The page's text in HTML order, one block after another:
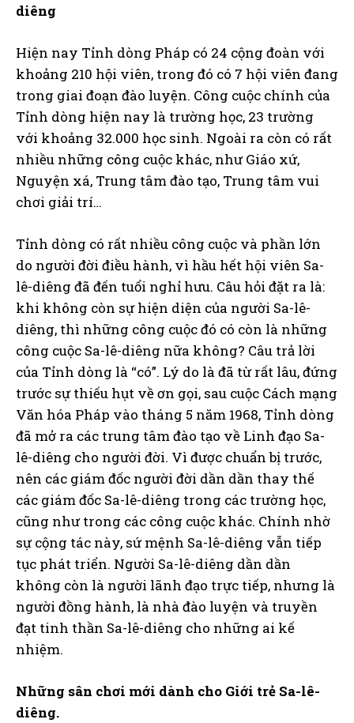
diêng
Hiện nay Tỉnh dòng Pháp có 24 cộng đoàn với
khoảng 210 hội viên, trong đó có 7 hội viên đang
trong giai đoạn đào luyện. Công cuộc chính của
Tỉnh dòng hiện nay là trường học, 23 trường
với khoảng 32.000 học sinh. Ngoài ra còn có rất
nhiều những công cuộc khác, như Giáo xứ,
Nguyện xá, Trung tâm đào tạo, Trung tâm vui
chơi giải trí…
Tỉnh dòng có rất nhiều công cuộc và phần lớn
do người đời điều hành, vì hầu hết hội viên Sa-
lê-diêng đã đến tuổi nghỉ hưu. Câu hỏi đặt ra là:
khi không còn sự hiện diện của người Sa-lê-
diêng, thì những công cuộc đó có còn là những
công cuộc Sa-lê-diêng nữa không? Câu trả lời
của Tỉnh dòng là “có”. Lý do là đã từ rất lâu, đứng
trước sự thiếu hụt về ơn gọi, sau cuộc Cách mạng
Văn hóa Pháp vào tháng 5 năm 1968, Tỉnh dòng
đã mở ra các trung tâm đào tạo về Linh đạo Sa-
lê-diêng cho người đời. Vì được chuẩn bị trước,
nên các giám đốc người đời dần dần thay thế
các giám đốc Sa-lê-diêng trong các trường học,
cũng như trong các công cuộc khác. Chính nhờ
sự cộng tác này, sứ mệnh Sa-lê-diêng vẫn tiếp
tục phát triển. Người Sa-lê-diêng dần dần
không còn là người lãnh đạo trực tiếp, nhưng là
người đồng hành, là nhà đào luyện và truyền
đạt tinh thần Sa-lê-diêng cho những ai kế
nhiệm.
Những sân chơi mới dành cho Giới trẻ Sa-lê-
diêng.